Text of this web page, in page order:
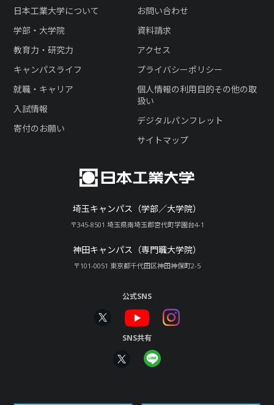
埼玉キャンパス（学部／大学院）
〒345-8501 埼玉県南埼玉郡宮代町学園台4-1
神田キャンパス（専門職大学院）
〒101-0051 東京都千代田区神田神保町2-5
日本工業大学について
学部・大学院
教育力・研究力
キャンパスライフ
就職・キャリア
入試情報
寄付のお願い
お問い合わせ
資料請求
アクセス
プライバシーポリシー
個人情報の利用目的その他の取
扱い
デジタルパンフレット
サイトマップ
公式SNS
SNS共有